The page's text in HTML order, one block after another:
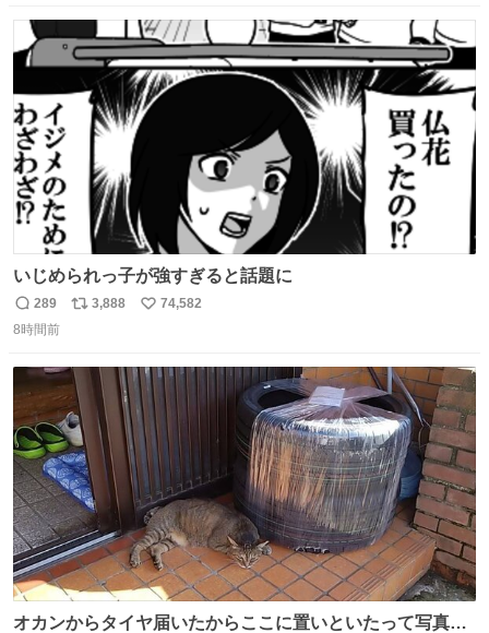
ト
数
数
いじめられっ子が強すぎると話題に
返
信
289
リ
ト
数
3,888
い
数
74,582
8時間前
オカンからタイヤ届いたからここに置いといたって写真送